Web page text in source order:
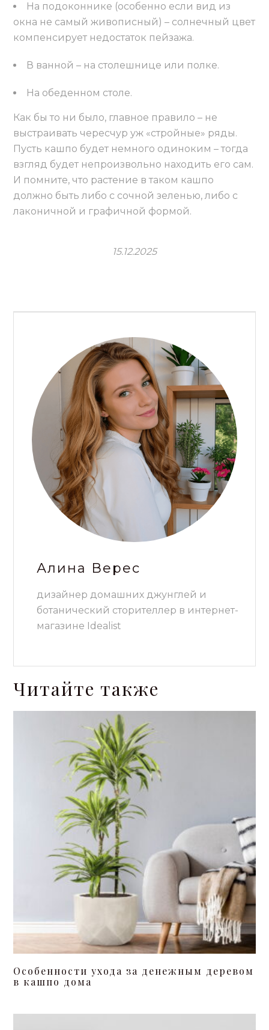
На подоконнике (особенно если вид из
окна не самый живописный) – солнечный цвет
компенсирует недостаток пейзажа.
В ванной – на столешнице или полке.
На обеденном столе.
Как бы то ни было, главное правило – не
выстраивать чересчур уж «стройные» ряды.
Пусть кашпо будет немного одиноким – тогда
взгляд будет непроизвольно находить его сам.
И помните, что растение в таком кашпо
должно быть либо с сочной зеленью, либо с
лаконичной и графичной формой.
15.12.2025
Алина Верес
дизайнер домашних джунглей и
ботанический сторителлер в интернет-
магазине Idealist
Читайте также
Особенности ухода за денежным деревом
в кашпо дома